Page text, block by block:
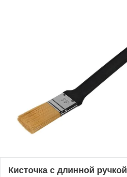
Кисточка с длинной ручкой